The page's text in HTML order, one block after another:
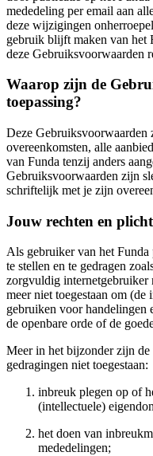
mededeling per email aan
deze wijzigingen
gebruik blijft maken van het
deze Gebruiksvoorwaarden
Waarop zijn de
toepassing?
Deze Gebruiksvoorwaarden
overeenkomsten, alle
van Funda tenzij anders
Gebruiksvoorwaarden zijn
schriftelijk met je zijn
Jouw rechten en
Als gebruiker van het
te stellen en te gedragen
zorgvuldig internetgebruiker
meer niet toegestaan om
gebruiken voor handelingen
de openbare orde of de
Meer in het bijzonder zijn
gedragingen niet toegestaan:
inbreuk plegen op of
(intellectuele)
het doen van
mededelingen;